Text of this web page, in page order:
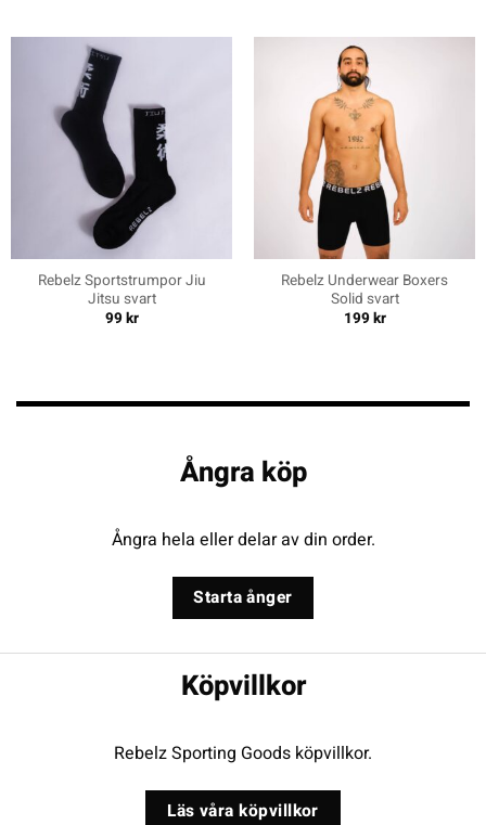
Rebelz Sportstrumpor Jiu
Jitsu svart
99kr
Rebelz Underwear Boxers
Solid svart
199kr
Ångra köp
Ångra hela eller delar av din order.
Starta ånger
Köpvillkor
Rebelz Sporting Goods köpvillkor.
Läs våra köpvillkor